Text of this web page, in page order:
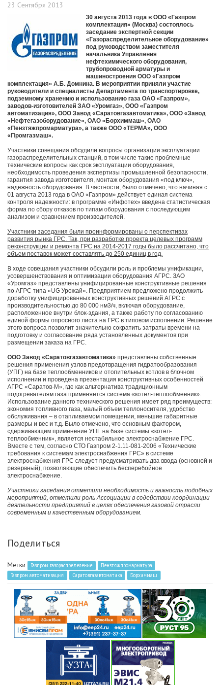
23 Сентября 2013
30 августа 2013 года в ООО «Газпром
комплектация» (Москва) состоялось
заседание экспертной секции
«Газораспределительное оборудование»
под руководством заместителя
начальника Управления
нефтехимического оборудования,
трубопроводной арматуры и
машиностроения ООО «Газпром
комплектация» А.Б. Домнина. В мероприятии приняли участие
руководители и специалисты Департамента по транспортировке,
подземному хранению и использованию газа ОАО «Газпром»,
заводов-изготовителей ЗАО «Уромгаз», ООО «Газпром
автоматизация», ООО Завод «Саратовгазавтоматика», ООО «Завод
«Нефтегазоборудование», ОАО «Борхиммаш», ОАО
«Пензтяжпромарматура», а также ООО «ТЕРМА», ООО
«Промгазмаш».
Участники совещания обсудили вопросы организации эксплуатации
газораспределительных станций, в том числе такие проблемные
технические вопросы как срок эксплуатации оборудования,
необходимость проведения экспертизы промышленной безопасности,
гарантия завода изготовителя, монтаж оборудования «под ключ»,
надежность оборудования. В частности, было отмечено, что начиная с
01 августа 2013 года в ОАО «Газпром» действует единая система
контроля надежности: в программе «Инфотех» введена статистическая
форма по сбору отказов по типам оборудования с последующим
анализом и сравнением производителей.
Участники заседания были проинформированы о перспективах
развития рынка ГРС. Так, при разработке проекта целевых программ
реконструкции и ремонта ГРС на 2014-2017 годы было рассчитано, что
объем поставок может составлять до 250 единиц в год.
В ходе совещания участники обсудили роль и проблемы унификации,
усовершенствования и оптимизации оборудования АГРС. ЗАО
«Уромгаз» представлены унифицированные конструктивные решения
по АГРС типа «UG Урожай». Предприятием предложено продолжить
доработку унифицированных конструктивных решений АГРС с
производительностью до 80 000 нм3/ч, включая оборудование,
расположенное внутри блок-здания, а также работу по согласованию
единой формы опросного листа на ГРС в типовом исполнении. Решение
этого вопроса позволит значительно сократить затраты времени на
подготовку и согласование ряда установленных документов при
размещении заказа на ГРС.
ООО Завод «Саратовгазавтоматика» представлены собственные
решения применения узлов предотвращения гидратообразования
(УПГ) на базе теплообменников и отопительных котлов в блочном
исполнении и проведена презентация конструктивных особенностей
АГРС «Саратов-М», где как альтернатива традиционным
подогревателям газа применяется система «котел-теплообменник».
Использование данного технического решения имеет ряд преимуществ:
экономия топливного газа, малый объем теплоносителя, удобство
обслуживания – в отапливаемом помещении, меньшие габаритные
размеры и вес и т.д. Было отмечено, что основным фактором,
сдерживающим применение УПГ на базе системы «котел-
теплообменник», является нестабильное электроснабжение ГРС.
Вместе с тем, согласно СТО Газпром 2-1.11-081-2006 «Технические
требования к системам электроснабжения ГРС» в системе
электроснабжения ГРС следует предусматривать два ввода (основной и
резервный), позволяющие обеспечить бесперебойное
электроснабжение.
Участники заседания отметили необходимость и важность подобных
мероприятий, отметили роль Ассоциации в содействии координации
деятельности предприятий в целях обеспечения газовой отрасли
современным и качественным оборудованием.
Поделиться
Метки Газпром газораспределение
Пензтяжпромарматура
Газпром автоматизация
Саратовгазавтоматика Борхиммаш